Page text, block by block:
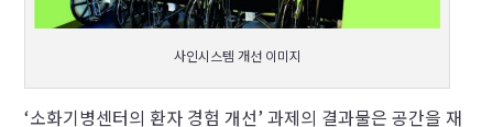
사인시스템 개선 이미지
‘소화기병센터의 환자 경험 개선’ 과제의 결과물은 공간을 재